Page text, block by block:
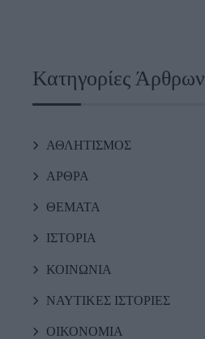
Κατηγορίες Άρθρων
ΑΘΛΗΤΙΣΜΟΣ
ΑΡΘΡΑ
ΘΕΜΑΤΑ
ΙΣΤΟΡΙΑ
ΚΟΙΝΩΝΙΑ
ΝΑΥΤΙΚΕΣ ΙΣΤΟΡΙΕΣ
ΟΙΚΟΝΟΜΙΑ